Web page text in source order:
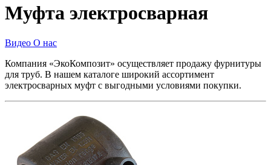
Муфта электросварная
Видео О нас
Компания «ЭкоКомпозит» осуществляет продажу фурнитуры
для труб. В нашем каталоге широкий ассортимент
электросварных муфт с выгодными условиями покупки.